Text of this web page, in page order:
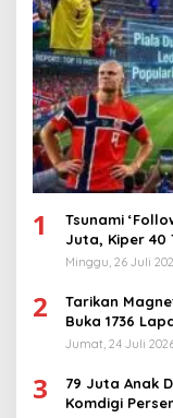
1
Tsunami
Juta, Kiper 40
Minggu, 26 Juli
2
Tarikan
Buka 1736
Jumat, 24 Juli 2026
3
79 Juta Anak
Komdigi